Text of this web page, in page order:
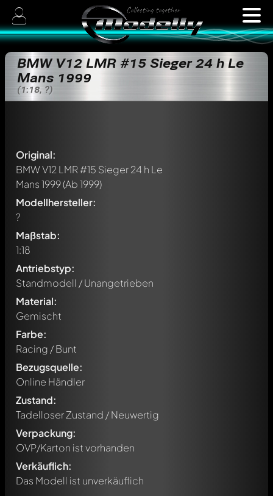
BMW V12 LMR #15 Sieger 24 h Le
Mans 1999
(1:18, ?)
Original:
BMW V12 LMR #15 Sieger 24 h Le
Mans 1999(Ab 1999)
Modellhersteller:
?
Maßstab:
1:18
Antriebstyp:
Standmodell / Unangetrieben
Material:
Gemischt
Farbe:
Racing / Bunt
Bezugsquelle:
Online Händler
Zustand:
Tadelloser Zustand / Neuwertig
Verpackung:
OVP/Karton ist vorhanden
Verkäuflich:
Das Modell ist unverkäuflich
Schreibe jetzt einen ersten Kommentar zu diesem Modell!
Jeder Kommentar kann von allen Mitgliedern diskutiert
werden. Es ist wie ein Chat.
Erwähne andere Modelly-Mitglieder durch die